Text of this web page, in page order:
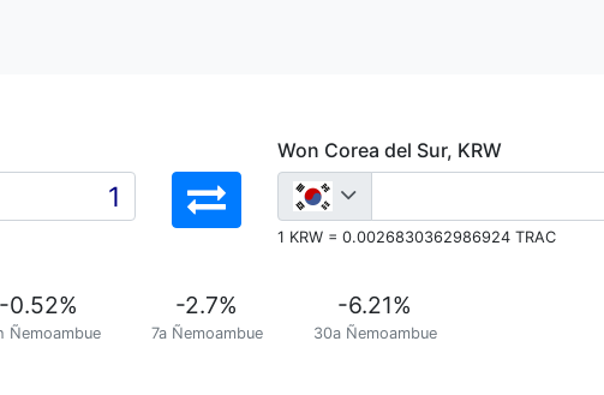
Won Corea del Sur, KRW
1 KRW = 0.0026830362986924 TRAC
-0.52%
Ñemoambue
-2.7%
7a Ñemoambue
-6.21%
30a Ñemoambue